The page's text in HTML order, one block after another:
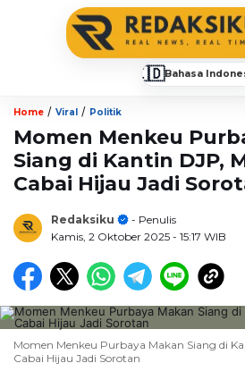
🇮🇩Bahasa
Home / Viral / Politik
Momen Menkeu
Siang di Kantin DJP,
Cabai Hijau Jadi
Redaksiku
- Penulis
Kamis, 2 Oktober 2025 - 15:17 WIB
Momen Menkeu Purbaya Makan Siang di
Cabai Hijau Jadi Sorotan